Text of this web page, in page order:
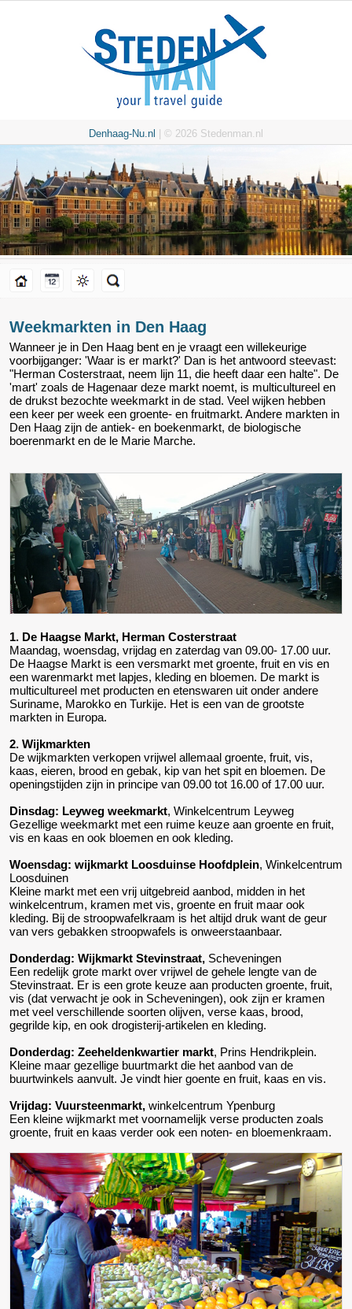
Denhaag-Nu.nl | © 2026 Stedenman.nl
Weekmarkten in Den Haag
Wanneer je in Den Haag bent en je vraagt een willekeurige
voorbijganger: 'Waar is er markt?' Dan is het antwoord steevast:
"Herman Costerstraat, neem lijn 11, die heeft daar een halte". De
'mart' zoals de Hagenaar deze markt noemt, is multicultureel en
de drukst bezochte weekmarkt in de stad. Veel wijken hebben
een keer per week een groente- en fruitmarkt. Andere markten in
Den Haag zijn de antiek- en boekenmarkt, de biologische
boerenmarkt en de le Marie Marche.
1. De Haagse Markt, Herman Costerstraat
Maandag, woensdag, vrijdag en zaterdag van 09.00- 17.00 uur.
De Haagse Markt is een versmarkt met groente, fruit en vis en
een warenmarkt met lapjes, kleding en bloemen. De markt is
multicultureel met producten en etenswaren uit onder andere
Suriname, Marokko en Turkije. Het is een van de grootste
markten in Europa.
2. Wijkmarkten
De wijkmarkten verkopen vrijwel allemaal groente, fruit, vis,
kaas, eieren, brood en gebak, kip van het spit en bloemen. De
openingstijden zijn in principe van 09.00 tot 16.00 of 17.00 uur.
Dinsdag: Leyweg weekmarkt, Winkelcentrum Leyweg
Gezellige weekmarkt met een ruime keuze aan groente en fruit,
vis en kaas en ook bloemen en ook kleding.
Woensdag: wijkmarkt Loosduinse Hoofdplein, Winkelcentrum
Loosduinen
Kleine markt met een vrij uitgebreid aanbod, midden in het
winkelcentrum, kramen met vis, groente en fruit maar ook
kleding. Bij de stroopwafelkraam is het altijd druk want de geur
van vers gebakken stroopwafels is onweerstaanbaar.
Donderdag: Wijkmarkt Stevinstraat, Scheveningen
Een redelijk grote markt over vrijwel de gehele lengte van de
Stevinstraat. Er is een grote keuze aan producten groente, fruit,
vis (dat verwacht je ook in Scheveningen), ook zijn er kramen
met veel verschillende soorten olijven, verse kaas, brood,
gegrilde kip, en ook drogisterij-artikelen en kleding.
Donderdag: Zeeheldenkwartier markt, Prins Hendrikplein.
Kleine maar gezellige buurtmarkt die het aanbod van de
buurtwinkels aanvult. Je vindt hier goente en fruit, kaas en vis.
Vrijdag: Vuursteenmarkt, winkelcentrum Ypenburg
Een kleine wijkmarkt met voornamelijk verse producten zoals
groente, fruit en kaas verder ook een noten- en bloemenkraam.